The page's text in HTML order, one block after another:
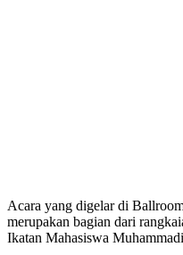
​Acara yang digelar di
merupakan bagian dari
Ikatan Mahasiswa